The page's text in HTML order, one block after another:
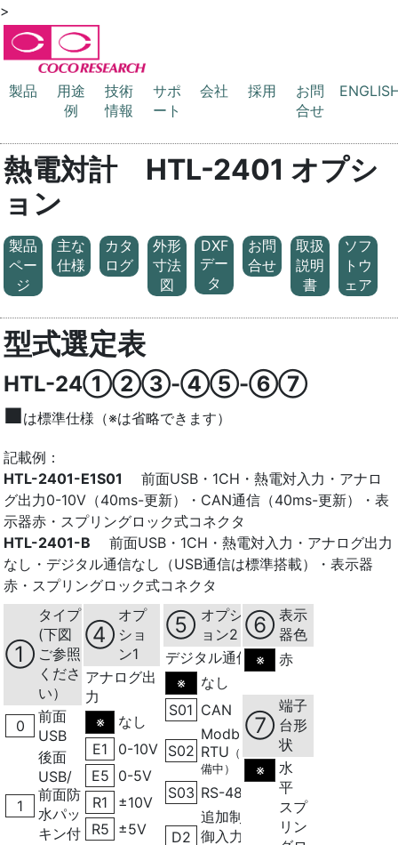
>
製品
用途
例
技術
情報
サポ
ート
会社 採用
お問
合せ
熱電対計 HTL-2401 オプシ
ョン
製品
ペー
ジ
主な
仕様
カタ
ログ
外形
寸法
図
DXF
デー
タ
お問
合せ
取扱
説明
書
ソフ
トウ
ェア
型式選定表
HTL-24①②③-④⑤-⑥⑦
■は標準仕様（※は省略できます）
記載例：
HTL-2401-E1S01
前面USB・1CH・熱電対入力・アナロ
グ出力0-10V（40ms-更新）・CAN通信（40ms-更新）・表
示器赤・スプリングロック式コネクタ
HTL-2401-B 前面USB・1CH・熱電対入力・アナログ出力
なし・デジタル通信なし（USB通信は標準搭載）・表示器
赤・スプリングロック式コネクタ
①
タイプ
(下図
ご参照
くださ
い）
0
前面
USB
1
後面
USB/
前面防
水パッ
キン付
④
オプ
ショ
ン1
アナログ出
力
※
なし
E1
0-10V
E5 0-5V
R1
±10V
R5 ±5V
⑤ オプシ
ョン2
デジタル通信
※
なし
S01 CAN
S02
Modbus
RTU （準
備中）
S03 RS-485
D2
追加制
御入力
⑥ 表示
器色
※
赤
⑦
端子
台形
状
※
水
平
スプ
リン